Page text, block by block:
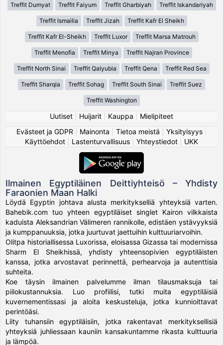
Treffit Dumyat Treffit Faiyum Treffit Gharbiyah Treffit Iskandariyah
Treffit Ismailia Treffit Jizah Treffit Kafr El Sheikh
Treffit Kafr El-Sheikh Treffit Luxor Treffit Marsa Matrouh
Treffit Menofia Treffit Minya Treffit Najran Province
Treffit North Sinai Treffit Qalyubia Treffit Qena Treffit Red Sea
Treffit Sharqia Treffit Sohag Treffit South Sinai Treffit Suez
Treffit Washington
Uutiset Huijarit Kauppa
Mielipiteet
Evästeet ja GDPR
Mainonta Tietoa meistä Yksityisyys|
Käyttöehdot
Lastenturvallisuus Yhteystiedot UKK
Ilmainen Egyptiläinen Deittiyhteisö – Yhdisty
Faraonien Maan Halki
Löydä Egyptin johtava alusta merkitykselliä yhteyksiä varten.
Bahebik.com tuo yhteen egyptiläiset singlet Kairon vilkkaista
kaduista Aleksandrian Välimeren rannikolle, edistäen ystävyyksiä
ja kumppanuuksia, jotka juurtuvat jaettuihin kulttuuriarvoihin.
Olitpa historiallisessa Luxorissa, eloisassa Gizassa tai modernissa
Sharm El Sheikhissä, yhdisty yhteensopivien egyptiläisten
kanssa, jotka arvostavat perinnettä, perhearvoja ja autenttisia
suhteita.
Koe täysin ilmainen palvelumme ilman tilausmaksuja tai
piilokustannuksia. Luo profiilisi, tutki muita egyptiläisiä
kuvernementissasi ja aloita keskusteluja, jotka kunnioittavat
perintöäsi.
Liity tuhansiin egyptiläisiin, jotka rakentavat merkityksellisiä
yhteyksiä juhliessaan kauniin kansakuntamme rikasta kulttuuria
ja lämpöä.